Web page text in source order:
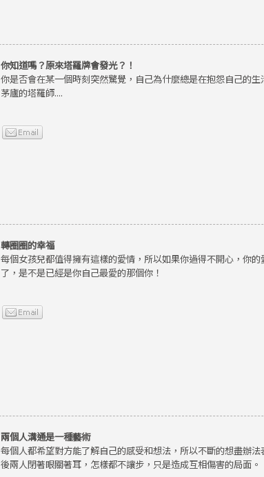
你知道嗎？原來塔羅牌會發光？！
你是否會在某一個時刻突然驚覺，自己為什麼總是在抱怨自己的
茅廬的塔羅師....
轉圈圈的幸福
每個女孩兒都值得擁有這樣的愛情，所以如果你過得不開心，你
了，是不是已經是你自己最愛的那個你！
兩個人溝通是一種藝術
每個人都希望對方能了解自己的感受和想法，所以不斷的想盡辦
後兩人閉著眼關著耳，怎樣都不讓步，只是造成互相傷害的局面。